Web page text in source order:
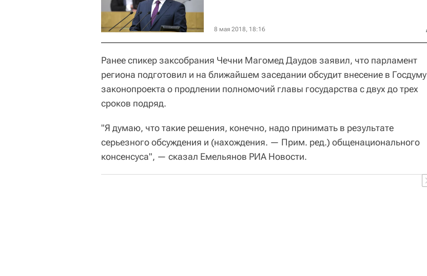
8 мая 2018, 18:16
Ранее спикер заксобрания Чечни Магомед Даудов заявил, что парламент
региона подготовил и на ближайшем заседании обсудит внесение в Госдуму
законопроекта о продлении полномочий главы государства с двух до трех
сроков подряд.
"Я думаю, что такие решения, конечно, надо принимать в результате
серьезного обсуждения и (нахождения. — Прим. ред.) общенационального
консенсуса", — сказал Емельянов РИА Новости.